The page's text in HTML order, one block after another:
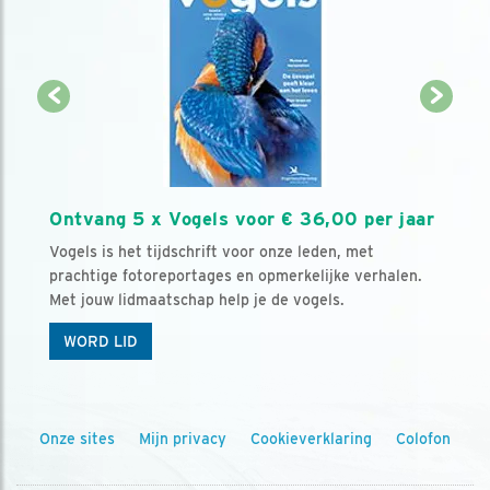
Ontvang 5 x Vogels voor € 36,00 per jaar
Vogels is het tijdschrift voor onze leden, met
prachtige fotoreportages en opmerkelijke verhalen.
Met jouw lidmaatschap help je de vogels.
WORD LID
Onze sites Mijn privacy Cookieverklaring Colofon